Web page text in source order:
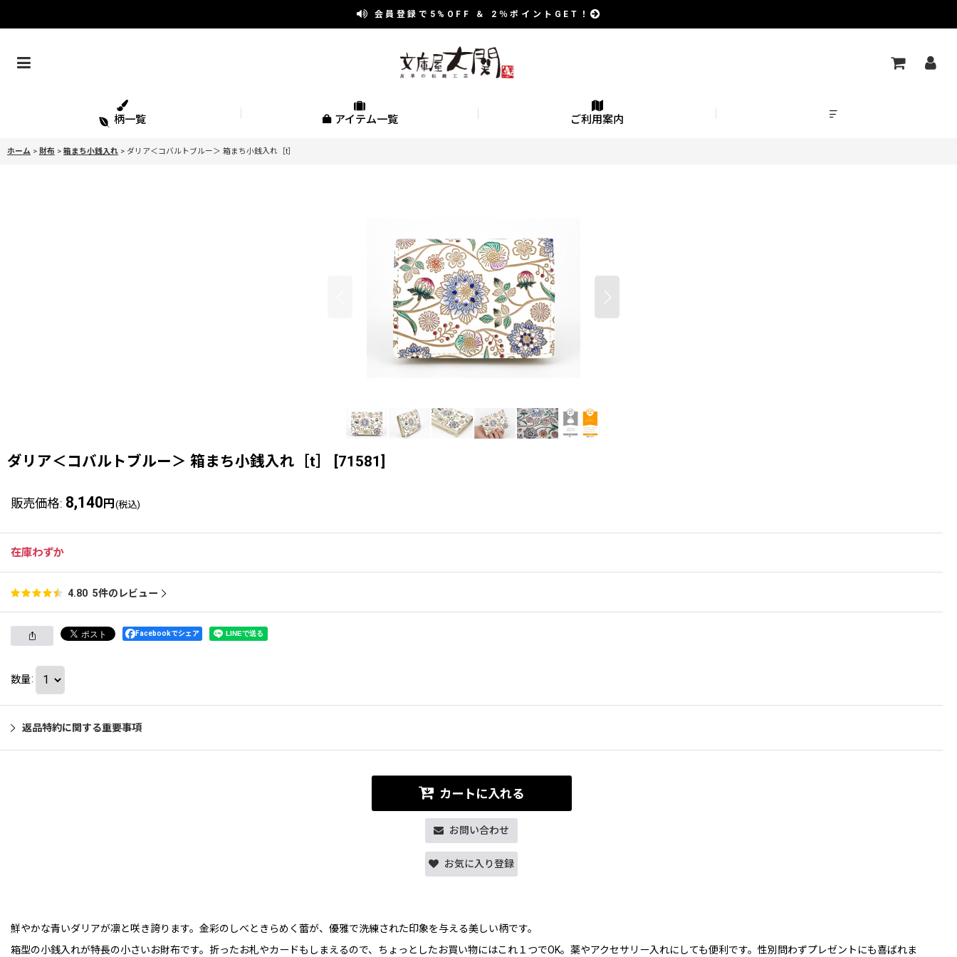
会員登録で 5%OFF ＆ 2％ポイントGET！
柄一覧 アイテム一覧 ご利用案内
ホーム > 財布 > 箱まち小銭入れ > ダリア＜コバルトブルー＞ 箱まち小銭入れ［t］
ダリア＜コバルトブルー＞ 箱まち小銭入れ［t］ 71581
販売価格: 8,140 円 (税込)
在庫わずか
4.80 5件のレビュー
Facebookでシェア
数量:
返品特約に関する重要事項
カートに入れる
お問い合わせ
お気に入り登録
鮮やかな青いダリアが凛と咲き誇ります。金彩のしべときらめく蕾が、優雅で洗練された印象を与える美しい柄です。
箱型の小銭入れが特長の小さいお財布です。折ったお札やカードもしまえるので、ちょっとしたお買い物にはこれ１つでOK。薬やアクセサリー入れにしても便利です。性別問わずプレゼントにも喜ばれま